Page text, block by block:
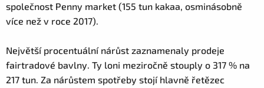
společnost Penny market (155 tun kakaa, osminásobně
více než v roce 2017).
Největší procentuální nárůst zaznamenaly prodeje
fairtradové bavlny. Ty loni meziročně stouply o 317 % na
217 tun. Za nárůstem spotřeby stojí hlavně řetězec